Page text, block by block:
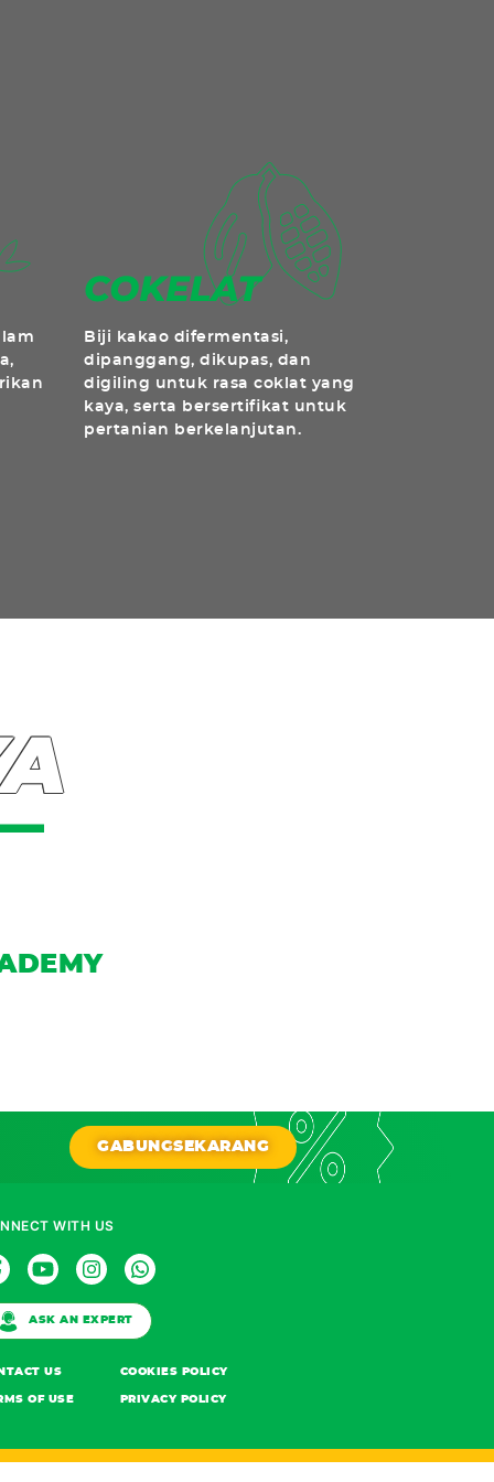
Biji kakao difermentasi,
dipanggang, dikupas, dan
digiling untuk rasa coklat yang
kaya, serta bersertifikat untuk
pertanian berkelanjutan.
GABUNGSEKARANG
WITH US
ASK AN EXPERT
US COOKIES POLICY
OF USE PRIVACY POLICY